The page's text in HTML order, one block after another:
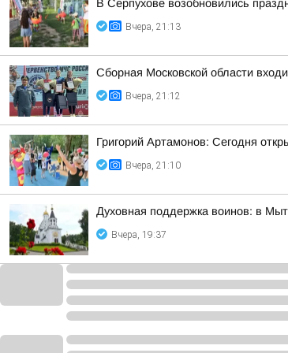
В Серпухове возобновились
Вчера, 21:13
Сборная Московской области
Вчера, 21:12
Григорий Артамонов: Сегодня
Вчера, 21:10
Духовная поддержка воинов: в
Вчера, 19:37